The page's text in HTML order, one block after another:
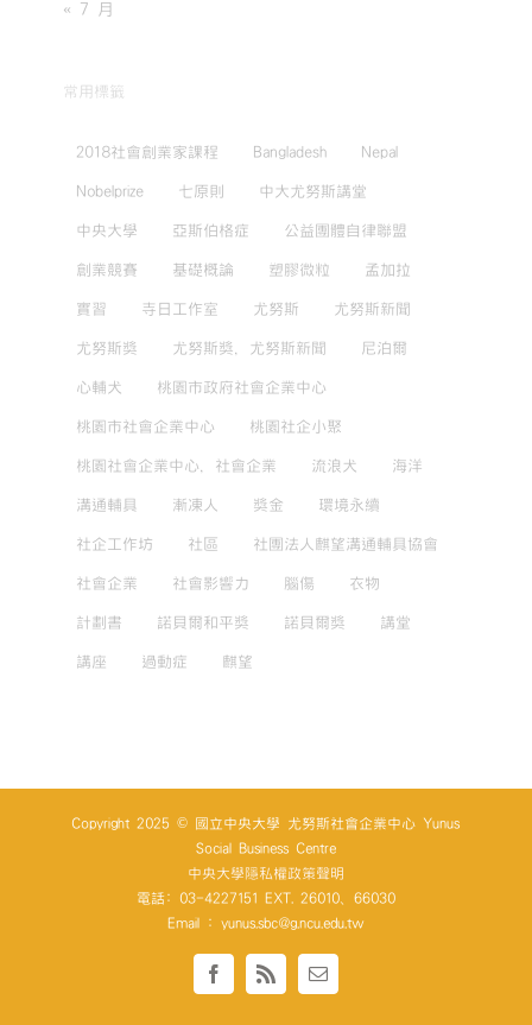
« 7 月
常用標籤
2018社會創業家課程 Bangladesh Nepal
Nobelprize 七原則 中大尤努斯講堂
中央大學 亞斯伯格症 公益團體自律聯盟
創業競賽 基礎概論 塑膠微粒 孟加拉
實習 寺日工作室 尤努斯 尤努斯新聞
尤努斯獎 尤努斯獎，尤努斯新聞 尼泊爾
心輔犬 桃園市政府社會企業中心
桃園市社會企業中心 桃園社企小聚
桃園社會企業中心，社會企業 流浪犬 海洋
溝通輔具 漸凍人 獎金 環境永續
社企工作坊 社區 社團法人麒望溝通輔具協會
社會企業 社會影響力 腦傷 衣物
計劃書 諾貝爾和平獎 諾貝爾獎 講堂
講座 過動症 麒望
Copyright 2025 © 國立中央大學 尤努斯社會企業中心 Yunus
Social Business Centre
中央大學隱私權政策聲明
電話: 03-4227151 EXT. 26010、66030
Email : yunus.sbc@g.ncu.edu.tw
Facebook
Rss Email: